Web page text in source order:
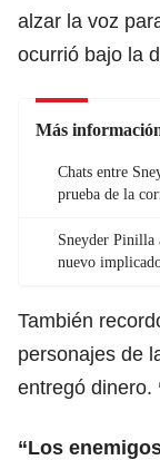
alzar la voz
ocurrió bajo la
Más
Chats entre
prueba de la
Sneyder Pinilla
nuevo
También
personajes de
entregó dinero.
“Los